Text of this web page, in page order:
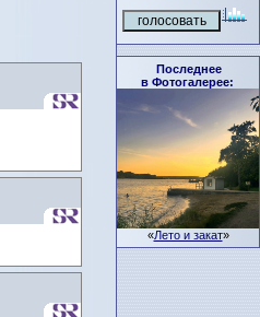
Последнее
в Фотогалерее:
«Лето и закат»